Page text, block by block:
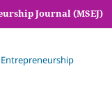
Journal (MSEJ)